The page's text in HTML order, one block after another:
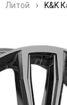
Литой K&K